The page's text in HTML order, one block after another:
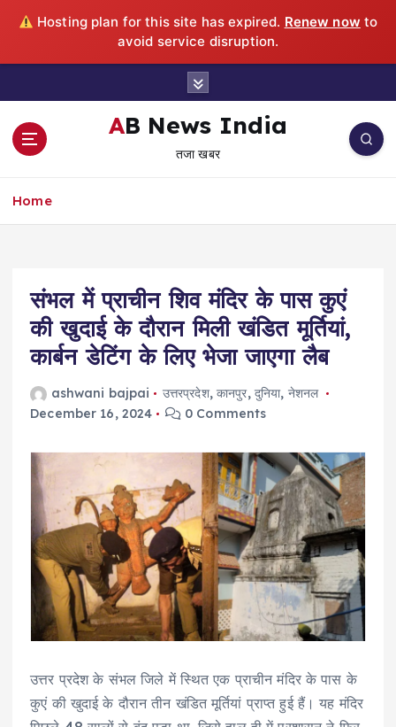
Hosting plan for this site has expired. Renew now to
avoid service disruption.
AB News India
तजा खबर
Home
संभल में प्राचीन शिव मंदिर के पास कुएं
की खुदाई के दौरान मिली खंडित मूर्तियां,
कार्बन डेटिंग के लिए भेजा जाएगा लैब
ashwani bajpai उत्तरप्रदेश, कानपुर, दुनिया, नेशनल
December 16, 2024
0 Comments
उत्तर प्रदेश के संभल जिले में स्थित एक प्राचीन मंदिर के पास के
कुएं की खुदाई के दौरान तीन खंडित मूर्तियां प्राप्त हुई हैं। यह मंदिर